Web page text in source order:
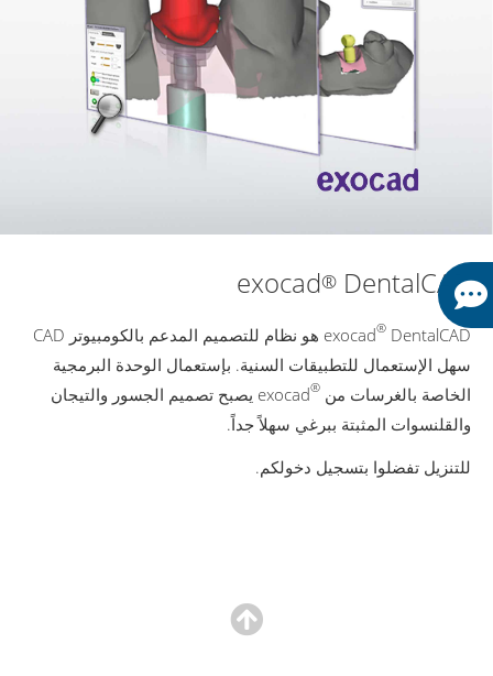
exocad® DentalCAD
exocad®
DentalCAD هو نظام للتصميم المدعم بالكومبيوتر CAD
سهل الإستعمال للتطبيقات السنية. بإستعمال الوحدة البرمجية
الخاصة بالغرسات من ®
exocad يصبح تصميم الجسور والتيجان
والقلنسوات المثبتة ببرغي سهلاً جداً.
للتنزيل تفضلوا بتسجيل دخولكم.